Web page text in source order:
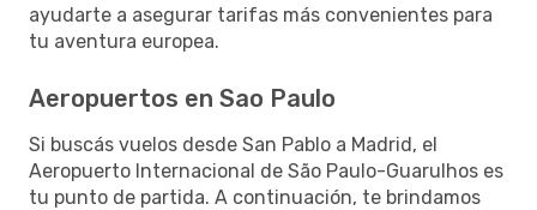
ayudarte a asegurar tarifas más convenientes para
tu aventura europea.
Aeropuertos en Sao Paulo
Si buscás vuelos desde San Pablo a Madrid, el
Aeropuerto Internacional de São Paulo-Guarulhos es
tu punto de partida. A continuación, te brindamos